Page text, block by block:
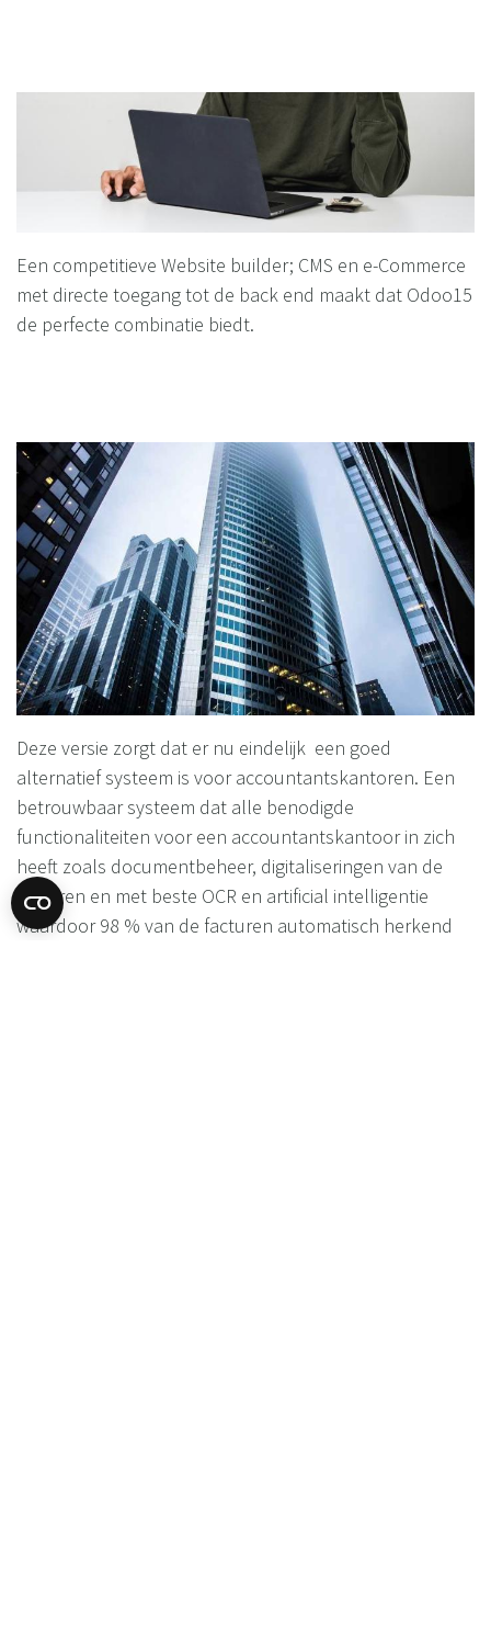
Een competitieve Website builder; CMS en e-Commerce
met directe toegang tot de back end maakt dat Odoo15
de perfecte combinatie biedt.
Deze versie zorgt dat er nu eindelijk een goed
alternatief systeem is voor accountantskantoren. Een
betrouwbaar systeem dat alle benodigde
functionaliteiten voor een accountantskantoor in zich
heeft zoals documentbeheer, digitaliseringen van de
facturen en met beste OCR en artificial intelligentie
waardoor 98 % van de facturen automatisch herkend